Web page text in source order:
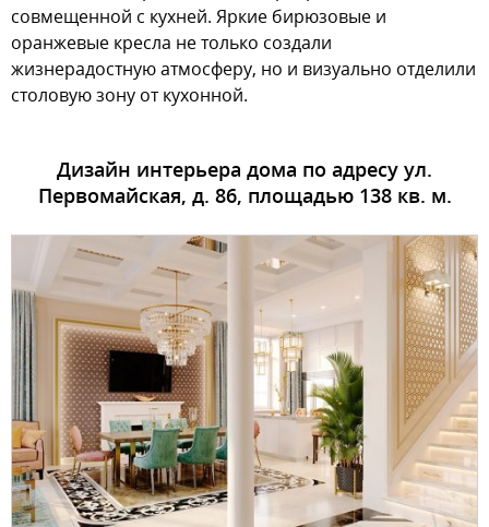
совмещенной с кухней. Яркие бирюзовые и
оранжевые кресла не только создали
жизнерадостную атмосферу, но и визуально отделили
столовую зону от кухонной.
Дизайн интерьера дома по адресу ул.
Первомайская, д. 86, площадью 138 кв. м.